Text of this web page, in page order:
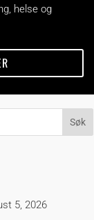
helse og
5, 2026